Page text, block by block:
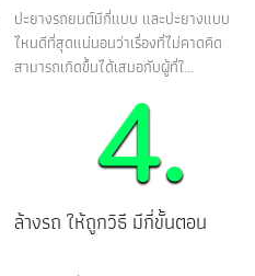
ปะยางรถยนต์มีกี่แบบ และปะยางแบบ
ไหนดีที่สุดแน่นอนว่าเรื่องที่ไม่คาดคิด
สามารถเกิดขึ้นได้เสมอกับผู้ที่ใ...
ล้างรถ ให้ถูกวิธี มีกี่ขั้นตอน